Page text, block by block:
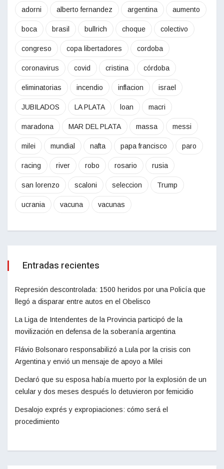
adorni alberto fernandez argentina aumento
boca brasil bullrich choque colectivo
congreso copa libertadores cordoba
coronavirus covid cristina córdoba
eliminatorias incendio inflacion israel
JUBILADOS LA PLATA loan macri
maradona MAR DEL PLATA massa messi
milei mundial nafta papa francisco paro
racing river robo rosario rusia
san lorenzo scaloni seleccion Trump
ucrania vacuna vacunas
Entradas recientes
Represión descontrolada: 1500 heridos por una Policía que
llegó a disparar entre autos en el Obelisco
La Liga de Intendentes de la Provincia participó de la
movilización en defensa de la soberanía argentina
Flávio Bolsonaro responsabilizó a Lula por la crisis con
Argentina y envió un mensaje de apoyo a Milei
Declaró que su esposa había muerto por la explosión de un
celular y dos meses después lo detuvieron por femicidio
Desalojo exprés y expropiaciones: cómo será el
procedimiento